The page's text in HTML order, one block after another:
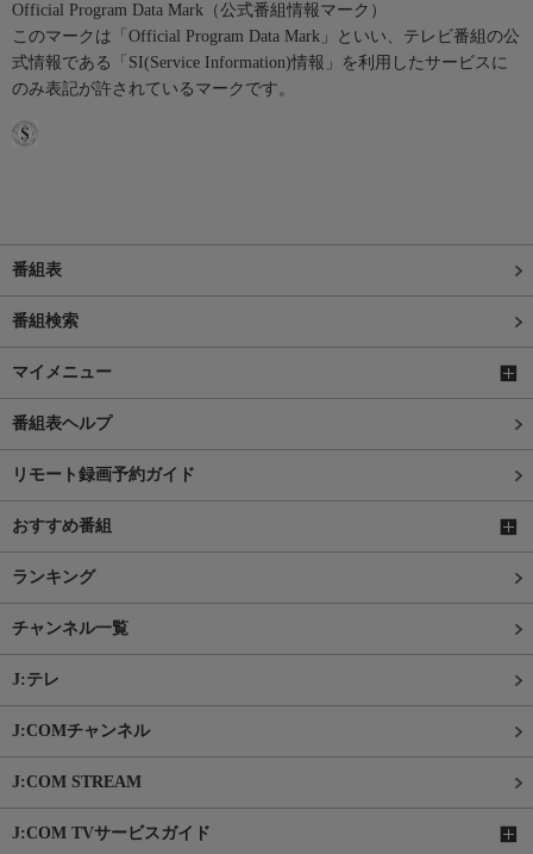
Official Program Data Mark（公式番組情報マーク）
このマークは「Official Program Data Mark」といい、テレビ番組の公
式情報である「SI(Service Information)情報」を利用したサービスに
のみ表記が許されているマークです。
番組表
番組検索
マイメニュー
番組表ヘルプ
リモート録画予約ガイド
おすすめ番組
ランキング
チャンネル一覧
J:テレ
J:COMチャンネル
J:COM STREAM
J:COM TVサービスガイド